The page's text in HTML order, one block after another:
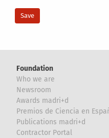
Foundation
Who we are
Newsroom
Awards madri+d
Premios de Ciencia en
Publications madri+d
Contractor Portal